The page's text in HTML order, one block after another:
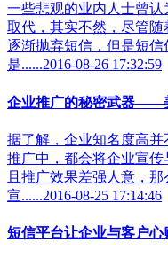
一些悲观的业内人士曾
取代，其实不然，尽管
逐渐抛弃短信，但是短
是......2016-08-26 17:32:59
企业推广的秘密武器——
据了解，企业知名度高
推广中，都会将企业宣
且推广效果差强人意，
宣......2016-08-25 17:14:46
短信平台让企业与客户心